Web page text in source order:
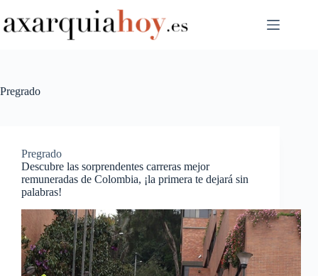
al
contenido
Pregrado
Pregrado
Descubre las sorprendentes carreras mejor
remuneradas de Colombia, ¡la primera te dejará sin
palabras!